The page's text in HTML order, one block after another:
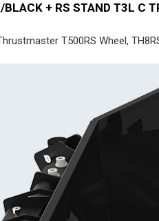
BLACK + RS STAND
T500RS Wheel,